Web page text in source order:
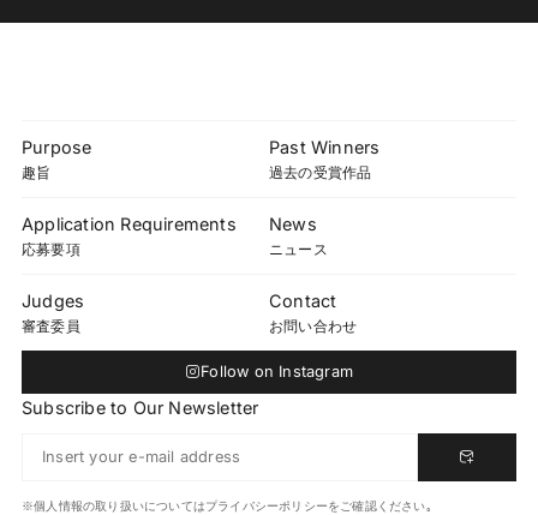
Subscribe to Our Newsletter
※個人情報の取り扱いについてはプライバシーポリシーをご確認ください｡
Purpose
趣旨
Application Requirements
応募要項
Judges
審査委員
Past Winners
過去の受賞作品
News
ニュース
Contact
お問い合わせ
Follow on Instagram